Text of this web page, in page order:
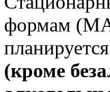
формам
планируется
(кроме